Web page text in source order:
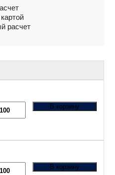
расчет
В корзину
В корзину